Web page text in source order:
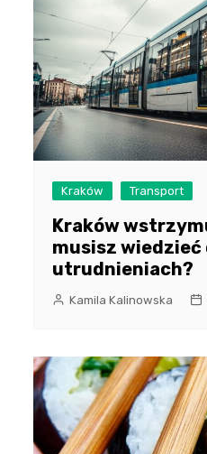
Kraków Transport
Kraków
musisz wiedzieć
utrudnieniach?
Kamila Kalinowska